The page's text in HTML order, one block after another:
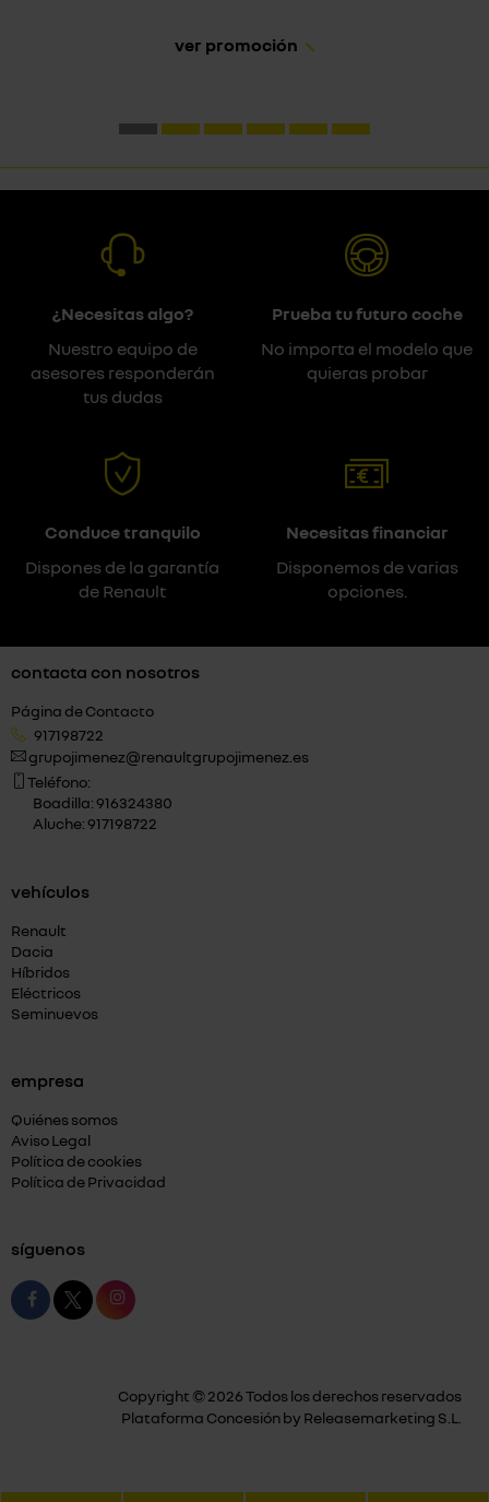
ver promoción
¿Necesitas algo?
Nuestro equipo de
asesores responderán
tus dudas
Prueba tu futuro coche
No importa el modelo que
quieras probar
Conduce tranquilo
Dispones de la garantía
de Renault
Necesitas financiar
Disponemos de varias
opciones.
contacta con nosotros
Página de Contacto
917198722
grupojimenez@renaultgrupojimenez.es
Teléfono:
Boadilla: 916324380
Aluche: 917198722
vehículos
Renault
Dacia
Híbridos
Eléctricos
Seminuevos
empresa
Quiénes somos
Aviso Legal
Política de cookies
Política de Privacidad
síguenos
Copyright © 2026 Todos los derechos reservados
Plataforma Concesión by Releasemarketing S.L.